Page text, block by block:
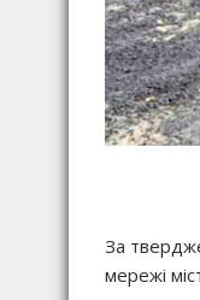
За
мережі